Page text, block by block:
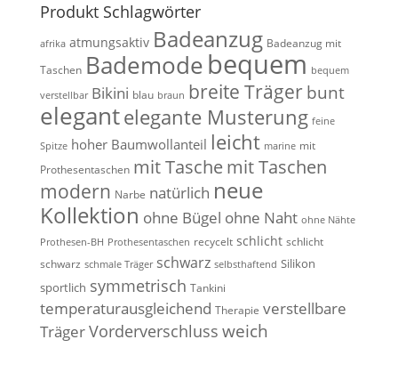
Produkt Schlagwörter
afrika atmungsaktiv Badeanzug Badeanzug mit
Taschen Bademodebequem bequem
verstellbar Bikini blau braun breite Träger bunt
elegantelegante Musterung feine
Spitze hoher Baumwollanteil leicht marine mit
Prothesentaschen mit Taschemit Taschen
modern Narbe natürlich neue
Kollektion ohne Bügel ohne Naht ohne Nähte
Prothesen-BH Prothesentaschen recycelt schlicht schlicht
schwarz schmale Träger schwarz selbsthaftend Silikon
sportlich symmetrisch Tankini
temperaturausgleichend Therapie verstellbare
TrägerVorderverschluss weich